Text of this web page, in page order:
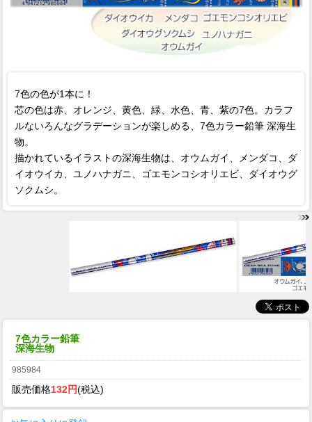
7色の色が1本に！
芯の色は赤、オレンジ、黄色、緑、水色、青、紫の7色。カラフ
ルないろんなグラデーションが楽しめる、7色カラー鉛筆 深海生
物。
描かれているイラストの深海生物は、オウムガイ、メンダコ、ダ
イオウイカ、ユノハナガニ、ゴエモンコシオリエビ、ダイオウグ
ソクムシ。
7色カラー鉛筆
深海生物
985984
販売価格132円(税込)